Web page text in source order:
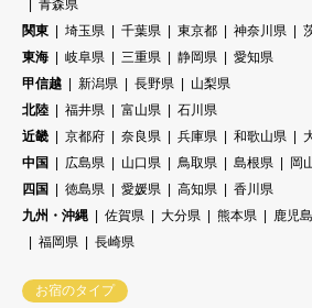
青森県
関東
埼玉県 千葉県 東京都 神奈川県
東海
岐阜県 三重県 静岡県
愛知県
甲信越
新潟県 長野県
山梨県
北陸
福井県 富山県
石川県
近畿
京都府 奈良県 兵庫県 和歌山県
中国
広島県 山口県 鳥取県 島根県
岡
四国
徳島県 愛媛県 高知県
香川県
九州・沖縄
佐賀県 大分県 熊本県 鹿児
福岡県
長崎県
お宿のタイプ